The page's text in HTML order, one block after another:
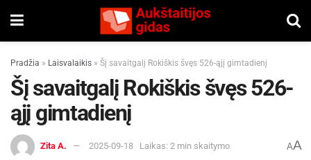
Pradžia » Laisvalaikis » Šį savaitgalį Rokiškis švęs 526-ąjį gimtadienį
Šį savaitgalį Rokiškis švęs 526-
ąjį gimtadienį
Zita A. 2025-09-18 Laikas: 2 min skaitymo AA